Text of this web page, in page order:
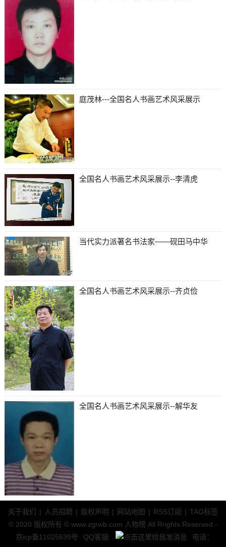
庭茂林---全国名人书画艺术风采展示
全国名人书画艺术风采展示--李清虎
当代实力派著名书法家——砚田马中华
全国名人书画艺术风采展示--齐贞俭
全国名人书画艺术风采展示--解华友
关于我们 | 人员招聘 | 版权声明 | 网站地图 | RSS订阅 | TAG标签
© 2020 版权所有 © www.zgrwb.com 人物榜 All Rrights Reserved -
京icp备11025639号
QQ客服:
电话：